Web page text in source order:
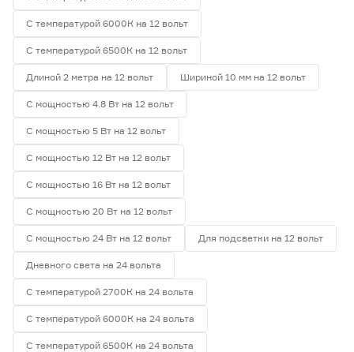
С температурой 6000К на 12 вольт
С температурой 6500К на 12 вольт
Длиной 2 метра на 12 вольт Шириной 10 мм на 12 вольт
С мощностью 4.8 Вт на 12 вольт
С мощностью 5 Вт на 12 вольт
С мощностью 12 Вт на 12 вольт
С мощностью 16 Вт на 12 вольт
С мощностью 20 Вт на 12 вольт
С мощностью 24 Вт на 12 вольт Для подсветки на 12 вольт
Дневного света на 24 вольта
С температурой 2700К на 24 вольта
С температурой 6000К на 24 вольта
С температурой 6500К на 24 вольта